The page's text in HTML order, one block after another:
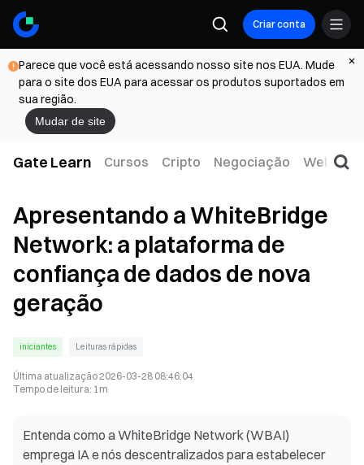
Criar conta
Parece que você está acessando nosso site nos EUA. Mude
para o site dos EUA para acessar os produtos suportados em
sua região.
Mudar de site
Gate Learn Cursos Cripto Negociação Web3
Apresentando a WhiteBridge
Network: a plataforma de
confiança de dados de nova
geração
iniciantes Leituras rápidas
Última atualização2026-03-28 08:46:04
Tempo de leitura: 1m
Entenda como a WhiteBridge Network (WBAI)
emprega IA e nós descentralizados para estabelecer